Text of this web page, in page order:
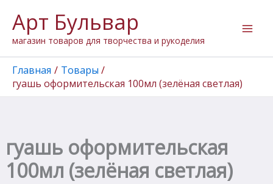
содержимому
Арт Бульвар
магазин товаров для творчества и рукоделия
Главная
Товары
гуашь оформительская 100мл (зелёная светлая)
гуашь оформительская
100мл (зелёная светлая)
товара
гуашь
оформительская
100мл
(зелёная
светлая)